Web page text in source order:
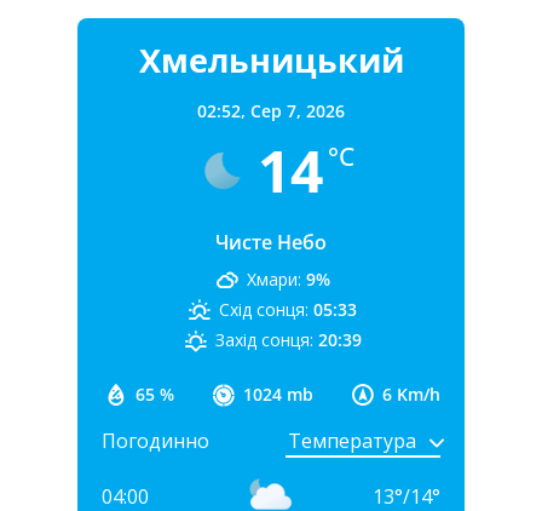
Хмельницький
02:52, Сер 7, 2026
14°C
Чисте Небо
65 % 1024 mb 6 Km/h
Хмари: 9%
Схід сонця: 05:33
Захід сонця: 20:39
Погодинно
04:00 13°/14°